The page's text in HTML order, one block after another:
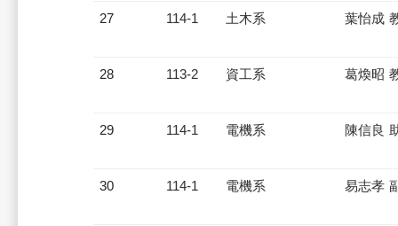
27 114-1 土木系 葉怡成
28 113-2 資工系 葛煥昭
29 114-1 電機系 陳信良
30 114-1 電機系 易志孝